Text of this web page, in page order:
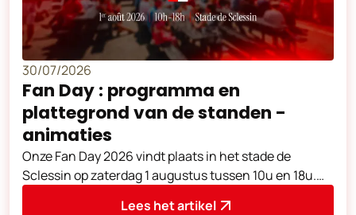
30/07/2026
Fan Day : programma en
plattegrond van de standen -
animaties
Onze Fan Day 2026 vindt plaats in het stade de
Sclessin op zaterdag 1 augustus tussen 10u en 18u.
Lees het artikel